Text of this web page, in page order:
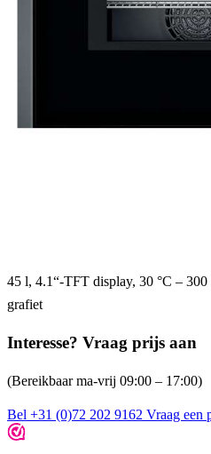
45 l, 4.1“-TFT display, 30 °C –
grafiet
Interesse? Vraag prijs aan
(Bereikbaar ma-vrij 09:00 – 17:00)
Bel +31 (0)72 202 9162 Vraag een